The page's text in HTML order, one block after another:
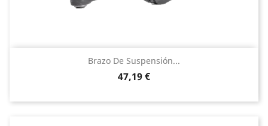
Brazo De Suspensión...
Precio
47,19 €